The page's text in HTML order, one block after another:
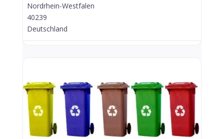
Nordrhein-Westfalen
40239
Deutschland